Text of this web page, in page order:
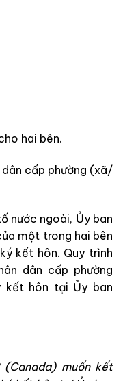
hai bên.
cấp phường (xã/
nước ngoài, Ủy ban
một trong hai bên
kết hôn. Quy trình
dân cấp phường
kết hôn tại Ủy ban
muốn kết